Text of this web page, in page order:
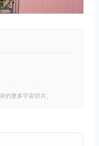
的更多宇宙切片。